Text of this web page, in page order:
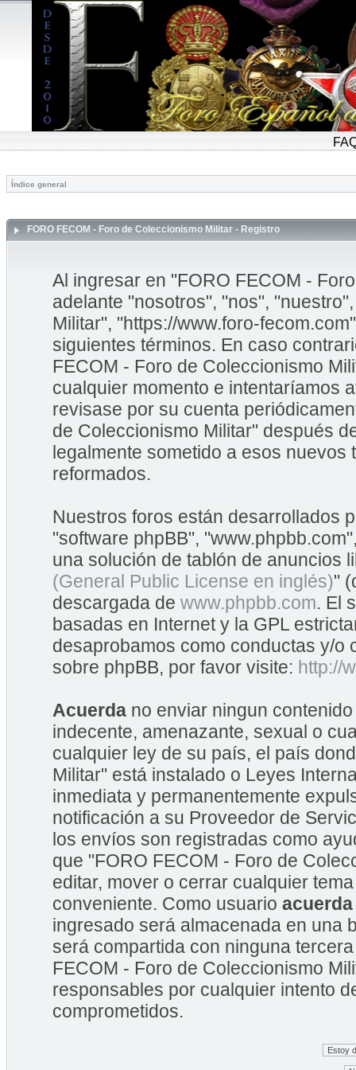
Índice general
FORO FECOM - Foro de Coleccionismo Militar - Registro
Al ingresar en "FORO FECOM -
adelante "nosotros", "nos",
Militar", "https://www.foro-
siguientes términos. En caso
FECOM - Foro de Coleccionismo
cualquier momento e intentaríamos
revisase por su cuenta
de Coleccionismo Militar" después
legalmente sometido a esos
reformados.
Nuestros foros están desarrollados
"software phpBB",
una solución de tablón de anuncios
(General Public License en inglés)"
descargada de www.phpbb.com. El
basadas en Internet y la GPL
desaprobamos como conductas y/o
sobre phpBB, por favor visite: http://
Acuerda no enviar ningun
indecente, amenazante, sexual o
cualquier ley de su país, el país
Militar" está instalado o Leyes
inmediata y permanentemente
notificación a su Proveedor de
los envíos son registradas como
que "FORO FECOM - Foro de
editar, mover o cerrar cualquier
conveniente. Como usuario acuerda
ingresado será almacenada en una
será compartida con ninguna
FECOM - Foro de Coleccionismo
responsables por cualquier intento
comprometidos.